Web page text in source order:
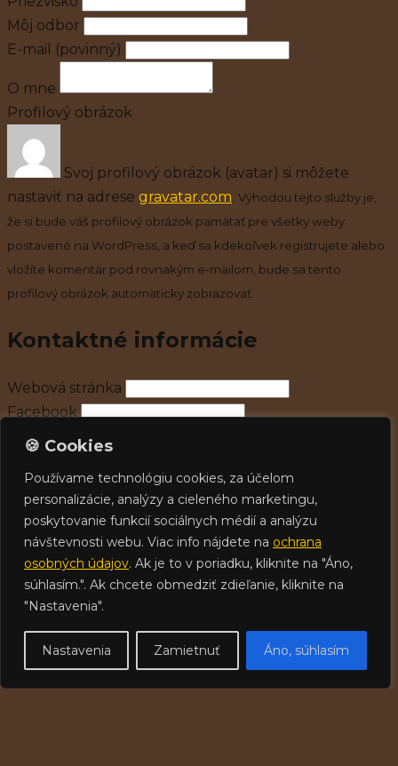
🍪 Cookies
Používame technológiu cookies, za účelom
personalizácie, analýzy a cieleného marketingu,
poskytovanie funkcií sociálnych médií a analýzu
návštevnosti webu. Viac info nájdete na ochrana
osobných údajov. Ak je to v poriadku, kliknite na "Áno,
súhlasím.". Ak chcete obmedziť zdieľanie, kliknite na
"Nastavenia".
Nastavenia Zamietnuť Áno, súhlasím
Môj odbor
E-mail
(povinný)
O mne
Profilový obrázok
Svoj profilový obrázok (avatar) si môžete
nastaviť na adrese gravatar.com. Výhodou tejto služby je,
že si bude váš profilový obrázok pamätať pre všetky weby
postavené na WordPress, a keď sa kdekoľvek registrujete alebo
vložíte komentár pod rovnakým e-mailom, bude sa tento
profilový obrázok automaticky zobrazovať.
Kontaktné informácie
Webová stránka
Facebook
Twitter
YouTube
Instagram
Zobrazenie v katalógu členov
Zobraziť môj profil v katalógu členov
Nové heslo